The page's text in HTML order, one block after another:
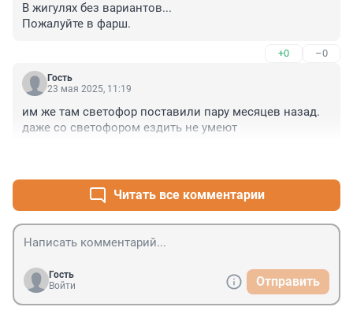
В жигулях без вариантов...
Пожалуйте в фарш.
+0 –0
Гость
23 мая 2025, 11:19
им же там светофор поставили пару месяцев назад.
даже со светофором ездить не умеют
Читать все комментарии
Гость
Войти
Отправить